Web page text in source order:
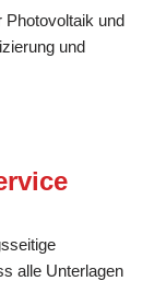
Photovoltaik und
und
alle Unterlagen